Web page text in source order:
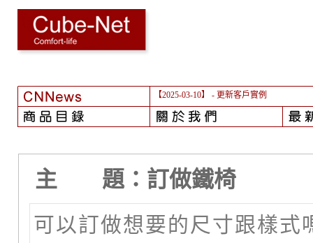
【2025-03-10】 - 更新客戶實例
主 題：訂做鐵椅
可以訂做想要的尺寸跟樣式